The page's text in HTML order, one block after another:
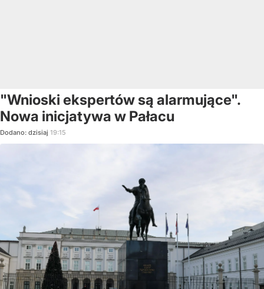
"Wnioski ekspertów są alarmujące".
Nowa inicjatywa w Pałacu
Dodano: dzisiaj 19:15